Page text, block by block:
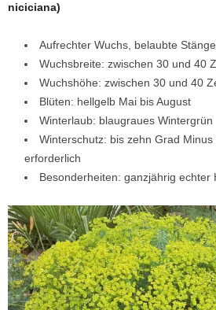
niciciana)
Aufrechter Wuchs, belaubte
Wuchsbreite: zwischen 30 und 40
Wuchshöhe: zwischen 30 und 40
Blüten: hellgelb Mai bis August
Winterlaub: blaugraues Wintergrün
Winterschutz: bis zehn Grad
erforderlich
Besonderheiten: ganzjährig echter